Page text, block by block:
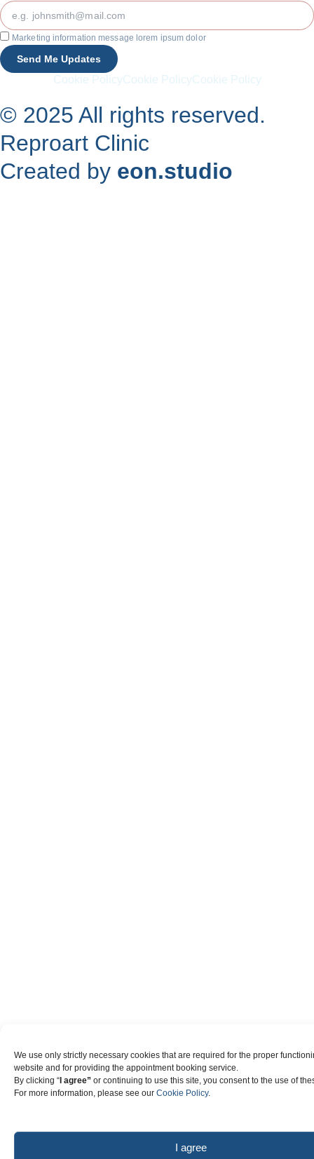
We use only strictly necessary cookies that are required for the proper
website and for providing the appointment booking service.
By clicking “ I agree” or continuing to use this site, you consent to the use of
For more information, please see our Cookie Policy.
I agree
Marketing information message lorem ipsum dolor
Send Me Updates
Cookie PolicyCookie PolicyCookie Policy
© 2025 All rights reserved.
Reproart Clinic
Created by eon.studio